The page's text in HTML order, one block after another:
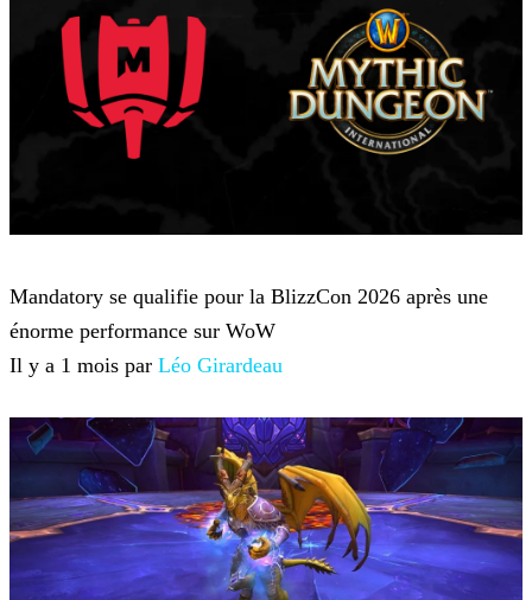
Mandatory se qualifie pour la BlizzCon 2026 après une
énorme performance sur WoW
Il y a 1 mois par Léo Girardeau